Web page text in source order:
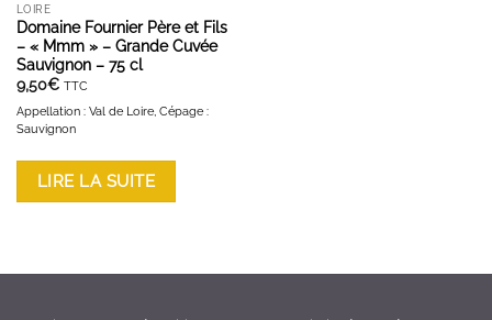
LOIRE
Domaine Fournier Père et Fils
– « Mmm » – Grande Cuvée
Sauvignon – 75 cl
9,50€ TTC
Appellation : Val de Loire, Cépage :
Sauvignon
LIRE LA SUITE